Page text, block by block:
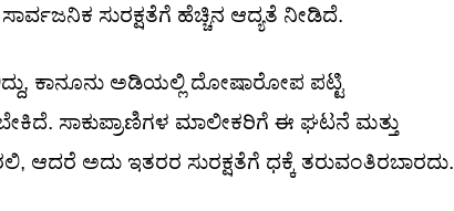
ಸುರಕ್ಷತೆಗೆ ಹೆಚ್ಚಿನ ಆದ್ಯತೆ ನೀಡಿದೆ.
ಕಾನೂನು ಅಡಿಯಲ್ಲಿ ದೋಷಾರೋಪ ಪಟ್ಟಿ
ಸಾಕುಪ್ರಾಣಿಗಳ ಮಾಲೀಕರಿಗೆ ಈ ಘಟನೆ ಮತ್ತು
ಆದರೆ ಅದು ಇತರರ ಸುರಕ್ಷತೆಗೆ ಧಕ್ಕೆ ತರುವಂತಿರಬಾರದು.